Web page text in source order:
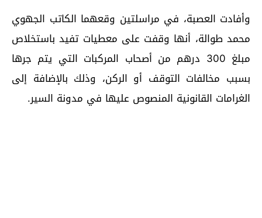
وأفادت العصبة، في مراسلتين وقعهما الكاتب الجهوي
محمد طوالة، أنها وقفت على معطيات تفيد باستخلاص
مبلغ 300 درهم من أصحاب المركبات التي يتم جرها
بسبب مخالفات التوقف أو الركن، وذلك بالإضافة إلى
الغرامات القانونية المنصوص عليها في مدونة السير.